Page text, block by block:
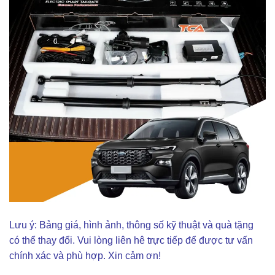
Lưu ý: Bảng giá, hình ảnh, thông số kỹ thuật và quà tặng
có thể thay đổi. Vui lòng liên hê trực tiếp để được tư vấn
chính xác và phù hợp. Xin cảm ơn!